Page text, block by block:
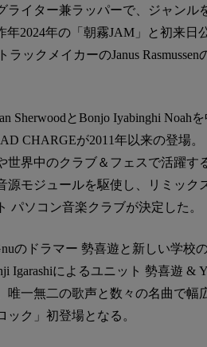
ライター兼ラッパーで、ジャンル
年2024年の「朝霧JAM」と初来
ラックメイカーのJanus
SherwoodとBonjo Iyabinghi Noah
CHARGEが2011年以来の登場。
世界中のクラブ＆フェスで活躍す
源モジュールを駆使し、リミック
パソコン音楽クラブが決定した。
のドラマー 勢喜遊と新しい学校
Igarashiによるユニット 勢喜遊 &
唯一無二の歌声と数々の名曲で幅
ック」初登場となる。